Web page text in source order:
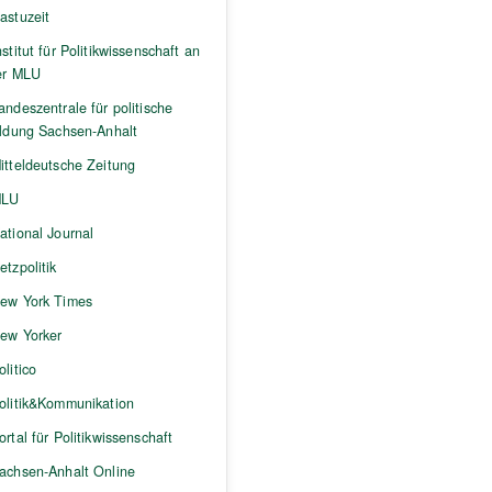
für Politikwissenschaft an
MLU
für politische
Sachsen-Anhalt
Zeitung
Journal
York Times
Yorker
für Politikwissenschaft
Anhalt Online